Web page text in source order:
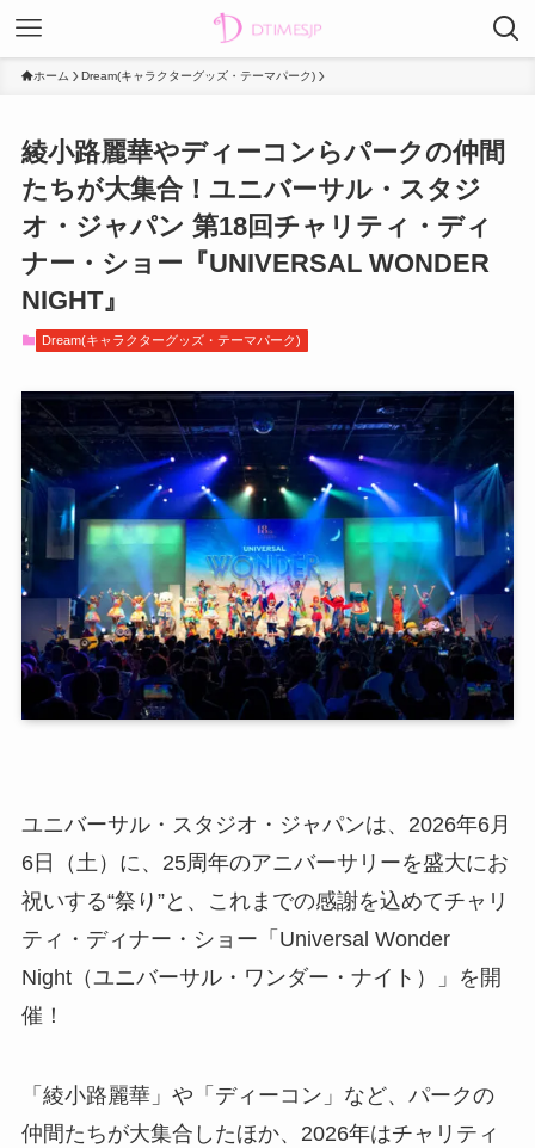
ホーム Dream(キャラクターグッズ・テーマパーク)
綾小路麗華やディーコンらパークの仲間
たちが大集合！ユニバーサル・スタジ
オ・ジャパン 第18回チャリティ・ディ
ナー・ショー『UNIVERSAL WONDER
NIGHT』
Dream(キャラクターグッズ・テーマパーク)
ユニバーサル・スタジオ・ジャパンは、2026年6月
6日（土）に、25周年のアニバーサリーを盛大にお
祝いする“祭り”と、これまでの感謝を込めてチャリ
ティ・ディナー・ショー「Universal Wonder
Night（ユニバーサル・ワンダー・ナイト）」を開
催！
「綾小路麗華」や「ディーコン」など、パークの
仲間たちが大集合したほか、2026年はチャリティ